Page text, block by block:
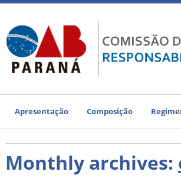
Apresentação Composição
Monthly archives: